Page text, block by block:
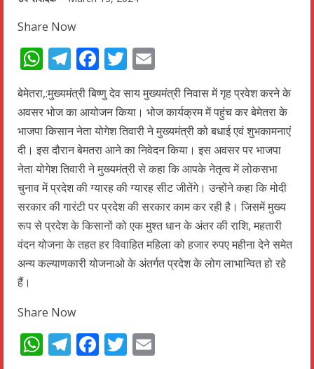
Share Now
WhatsApp
Telegram
Facebook
Twitter
बेमेतरा,:मुख्यमंत्री बिष्णु देव साय मुख्यमंत्री निवास में गृह प्रवेश करने के
अवसर भोज का आयोजन किया। भोज कार्यक्रम में पहुंच कर बेमेतरा के
भाजपा किसान नेता योगेश तिवारी ने मुख्यमंत्री को बधाई एवं शुभकामनाएं
दी। इस दौरान बेमतरा आने का निवेदन किया। इस अवसर पर भाजपा
नेता योगेश तिवारी ने मुख्यमंत्री से कहा कि आपके नेतृत्व में लोकसभा
चुनाव में प्रदेश की ग्यारह की ग्यारह सीट जीतेंगे। उन्होंने कहा कि मोदी
सरकार की गारंटी पर प्रदेश की सरकार काम कर रही है। जिसमें मुख्य
रूप से प्रदेश के किसानों को एक मुश्त धान के अंतर की राशि, महतारी
वंदन योजना के तहत हर विवाहित महिला को हजार रुपए महीना देने समेत
अन्य कल्याणकारी योजनाओ के अंतर्गत प्रदेश के लोग लाभान्वित हो रहे
हैं।
Share Now
WhatsApp
Telegram
Facebook
Twitter